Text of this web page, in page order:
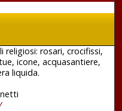
religiosi: rosari, crocifissi,
icone, acquasantiere,
liquida.